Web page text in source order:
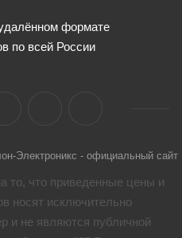
формате
по всей России
Электроникс - официальный сайт
то, что приведенные цены и
носят исключительно
и не являются публичной